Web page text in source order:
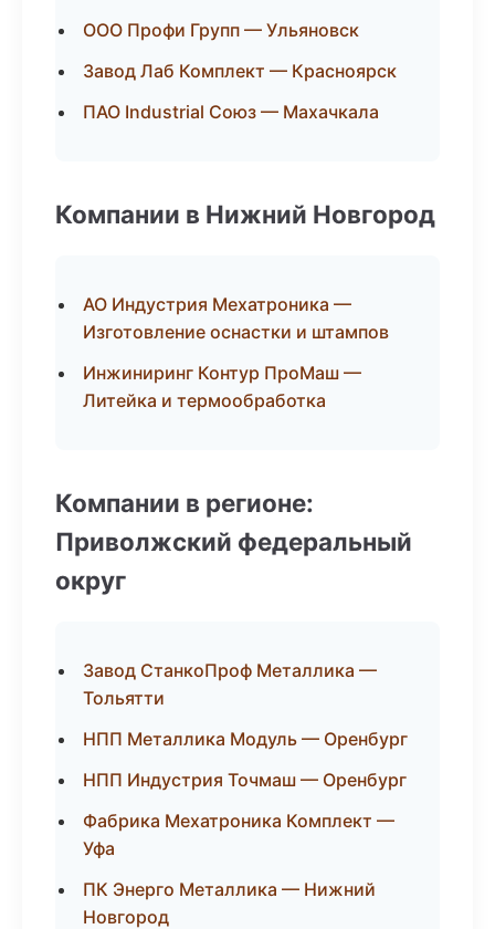
ООО Профи Групп — Ульяновск
Завод Лаб Комплект — Красноярск
ПАО Industrial Союз — Махачкала
Компании в Нижний Новгород
АО Индустрия Мехатроника —
Изготовление оснастки и штампов
Инжиниринг Контур ПроМаш —
Литейка и термообработка
Компании в регионе:
Приволжский федеральный
округ
Завод СтанкоПроф Металлика —
Тольятти
НПП Металлика Модуль — Оренбург
НПП Индустрия Точмаш — Оренбург
Фабрика Мехатроника Комплект —
Уфа
ПК Энерго Металлика — Нижний
Новгород